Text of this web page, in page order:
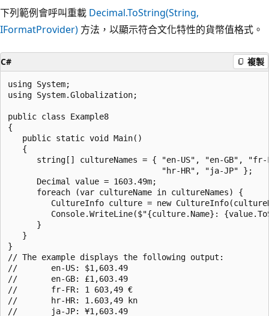
下列範例會呼叫重載 Decimal.ToString(String,
IFormatProvider) 方法，以顯示符合文化特性的貨幣值格式。
C# 複製
using System;
using System.Globalization;
public class Example8
{
   public static void Main()
   {
string[] cultureNames = { "en-US", "en-GB", "fr-
                                "hr-HR", "ja-JP" };
      Decimal value = 1603.49m;
      foreach (var cultureName in cultureNames) {
CultureInfo culture = new
Console.WriteLine($"{culture.Name}:
      }
   }
}
// The example displays the following output:
//       en-US: $1,603.49
//       en-GB: £1,603.49
//       fr-FR: 1 603,49 €
//       hr-HR: 1.603,49 kn